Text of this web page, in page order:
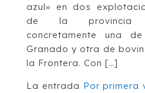
azul» en dos
de la provincia
concretamente una
Granado y otra de
la Frontera. Con […]
La entrada Por primera